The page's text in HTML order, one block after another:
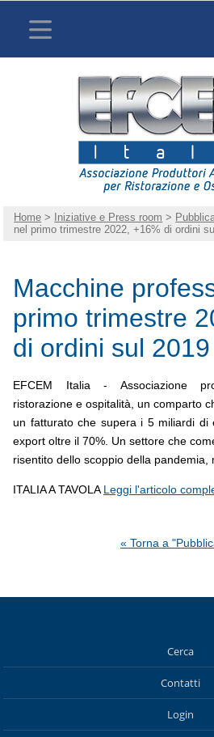
Home > Iniziative e Press room >
nel primo trimestre 2022, +16% di ordini
Macchine
primo trimestre
di ordini sul 2019
EFCEM Italia - Associazione
ristorazione e ospitalità, un comparto
un fatturato che supera i 5 miliardi di
export oltre il 70%. Un settore che
risentito dello scoppio della pandemia,
ITALIA A TAVOLA Leggi l'articolo
« Torna a
Cerca
Contatti
Login